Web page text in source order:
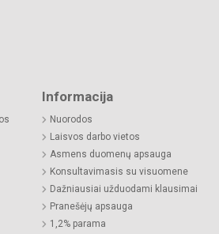
Informacija
Nuorodos
Laisvos darbo vietos
Asmens duomenų apsauga
Konsultavimasis su visuomene
Dažniausiai užduodami klausimai
Pranešėjų apsauga
1,2% parama